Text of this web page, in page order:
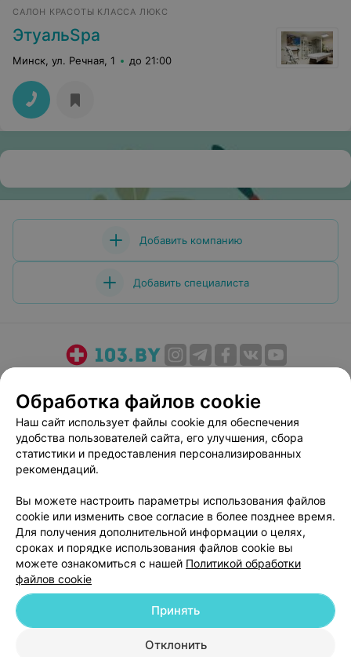
САЛОН КРАСОТЫ КЛАССА ЛЮКС
ЭтуальSpa
Минск, ул. Речная, 1 до 21:00
Добавить компанию
Добавить специалиста
Медицинский маркетинг
Публичный договор
Пользовательское соглашение
Способы оплаты
Вакансии
Партнеры
Персональные настройки cookie
Обработка персональных данных
© 2026 ООО «Артокс Лаб», УНП 191700409| 220012, Республика Беларусь,
Обработка файлов cookie
Наш сайт использует файлы cookie для обеспечения
удобства пользователей сайта, его улучшения, сбора
статистики и предоставления персонализированных
рекомендаций.
Вы можете настроить параметры использования файлов
cookie или изменить свое согласие в более позднее время.
Для получения дополнительной информации о целях,
сроках и порядке использования файлов cookie вы
можете ознакомиться с нашей Политикой обработки
файлов cookie
Отклонить
Принять